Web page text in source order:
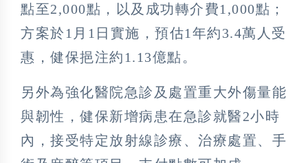
點至2,000點，以及成功轉介費1,000點；
方案於1月1日實施，預估1年約3.4萬人受
惠，健保挹注約1.13億點。
另外為強化醫院急診及處置重大外傷量能
與韌性，健保新增病患在急診就醫2小時
內，接受特定放射線診療、治療處置、手